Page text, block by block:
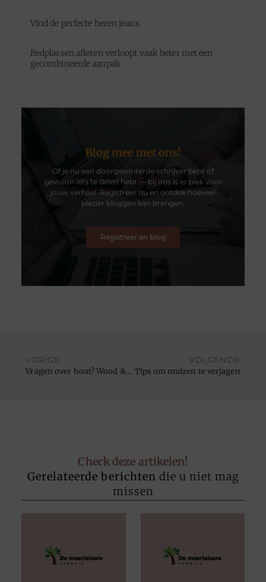
Vind de perfecte heren jeans
Bedplassen afleren verloopt vaak beter met een
gecombineerde aanpak
Blog mee met ons!
Of je nu een doorgewinterde schrijver bent of
gewoon iets te delen hebt — bij ons is er plek voor
jouw verhaal. Registreer nu en ontdek hoeveel
plezier bloggen kan brengen.
Registreer en blog
VORIGE
Vragen over hout? Wood & Colors geeft advies
VOLGENDE
Tips om muizen te verjagen
Check deze artikelen!
Gerelateerde berichten die u niet mag
missen